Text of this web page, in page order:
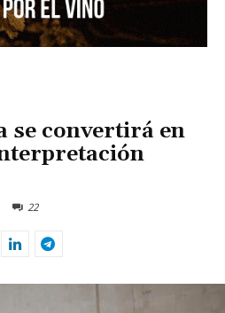
se convertirá en
22